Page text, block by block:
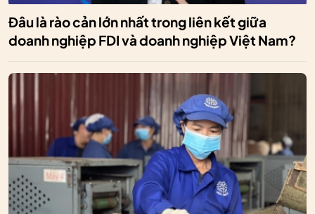
Đâu là rào cản lớn nhất trong liên kết giữa
doanh nghiệp FDI và doanh nghiệp Việt Nam?